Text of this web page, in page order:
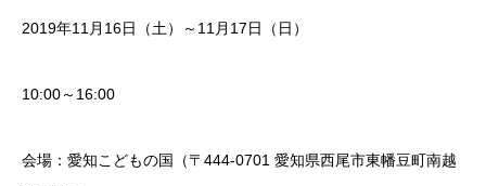
2019年11月16日（土）～11月17日（日）
10:00～16:00
会場：愛知こどもの国（〒444-0701 愛知県西尾市東幡豆町南越